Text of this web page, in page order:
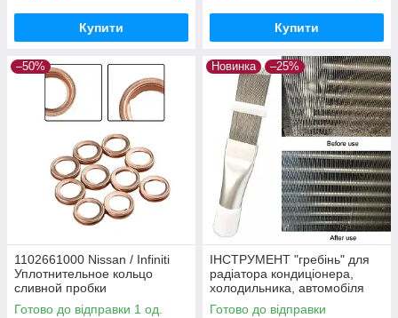
Купити Купити
–50%
1102661000 Nissan / Infiniti
Уплотнительное кольцо
сливной пробки
Готово до відправки 1 од.
Новинка –25%
ІНСТРУМЕНТ "гребінь" для
радіатора кондиціонера,
холодильника, автомобіля
(очищення, ремонт)
Готово до відправки